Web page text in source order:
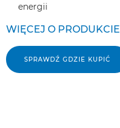
energii
WIĘCEJ O PRODUKCIE
SPRAWDŹ GDZIE KUPIĆ